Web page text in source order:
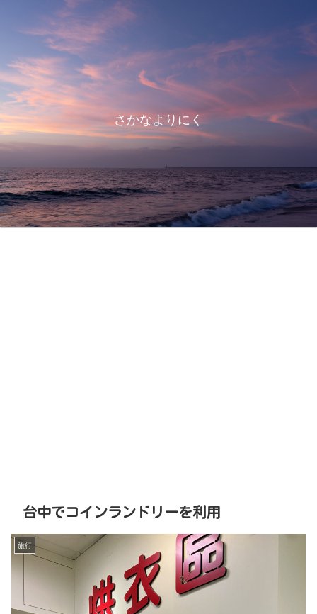
さかなよりにく
台中でコインランドリーを利用
旅行